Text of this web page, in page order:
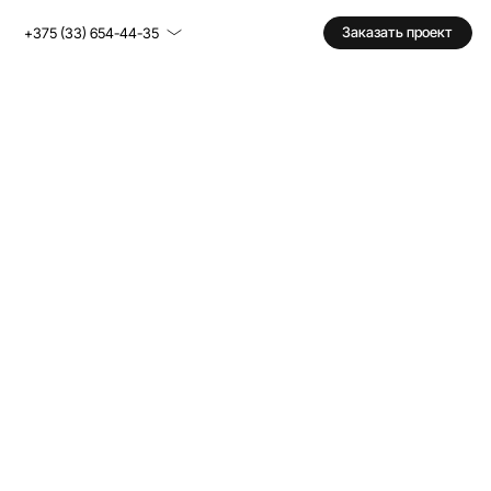
+375 (33) 654-44-35 Заказать проект